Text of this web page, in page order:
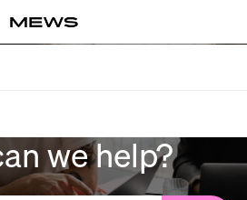
we help?